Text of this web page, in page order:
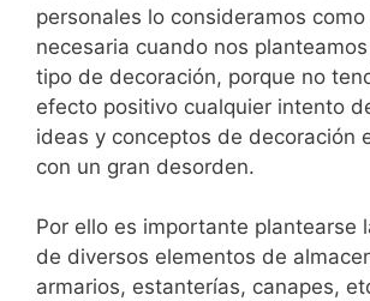
personales lo consideramos
necesaria cuando nos
tipo de decoración, porque no
efecto positivo cualquier intento
ideas y conceptos de decoración
con un gran desorden.
Por ello es importante plantearse
de diversos elementos de
armarios, estanterías, canapes,